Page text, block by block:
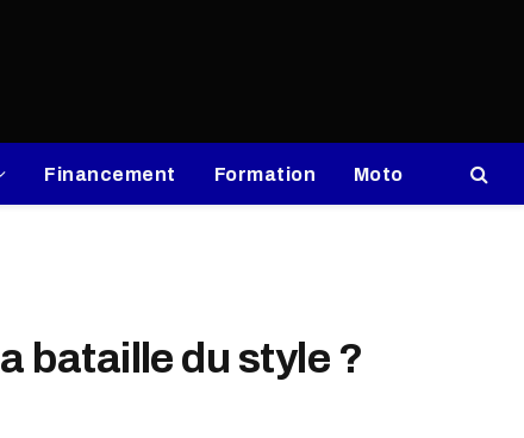
Financement Formation Moto
bataille du style ?